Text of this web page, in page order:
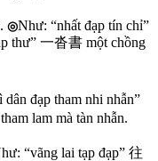
. ◎Như: “nhất đạp tín chỉ”
p thư” 一沓書 một chồng
ì dân đạp tham nhi nhẫn”
tham lam mà tàn nhẫn.
hư: “vãng lai tạp đạp” 往